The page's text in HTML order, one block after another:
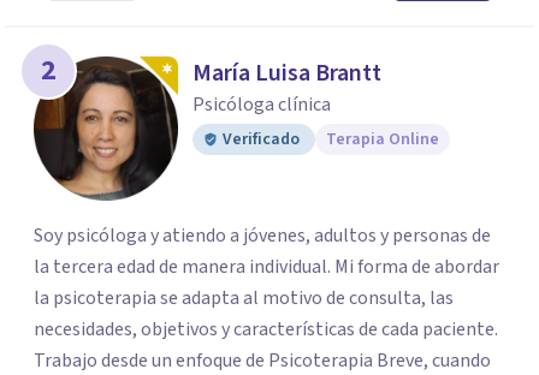
2 María Luisa Brantt
Psicóloga clínica
Verificado Terapia Online
Soy psicóloga y atiendo a jóvenes, adultos y personas de
la tercera edad de manera individual. Mi forma de abordar
la psicoterapia se adapta al motivo de consulta, las
necesidades, objetivos y características de cada paciente.
Trabajo desde un enfoque de Psicoterapia Breve, cuando